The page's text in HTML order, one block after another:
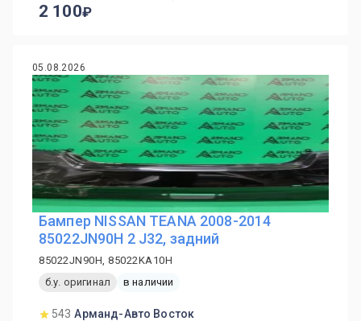
2 100
05.08.2026
Бампер NISSAN TEANA 2008-2014
85022JN90H 2 J32, задний
85022JN90H, 85022KA10H
б.у. оригинал
в наличии
543 Арманд-Авто Восток